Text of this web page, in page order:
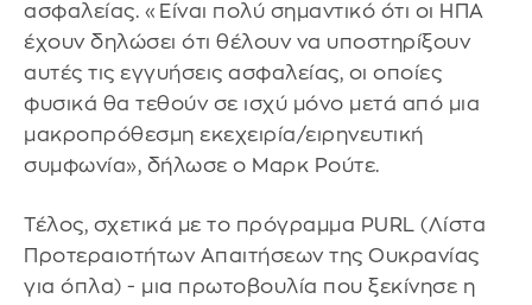
ασφαλείας. «Είναι πολύ σημαντικό ότι οι ΗΠΑ
έχουν δηλώσει ότι θέλουν να υποστηρίξουν
αυτές τις εγγυήσεις ασφαλείας, οι οποίες
φυσικά θα τεθούν σε ισχύ μόνο μετά από μια
μακροπρόθεσμη εκεχειρία/ειρηνευτική
συμφωνία», δήλωσε ο Μαρκ Ρούτε.
Τέλος, σχετικά με το πρόγραμμα PURL (Λίστα
Προτεραιοτήτων Απαιτήσεων της Ουκρανίας
για όπλα) - μια πρωτοβουλία που ξεκίνησε η